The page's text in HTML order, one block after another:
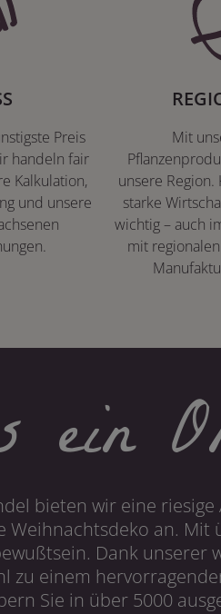
Preis
handeln fair
Kalkulation,
und unsere
Mit
unsere Region.
starke
wichtig – auch
mit
bieten wir eine
an.
Dank
einem
Sie in über 5000